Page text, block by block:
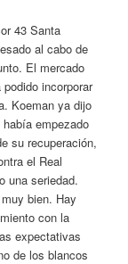
43 Santa
al cabo de
El mercado
incorporar
Koeman ya dijo
empezado
su recuperación,
el Real
una seriedad.
bien. Hay
con la
expectativas
de los blancos